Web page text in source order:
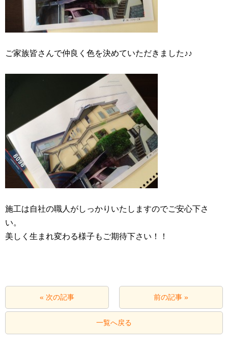
ご家族皆さんで仲良く色を決めていただきました♪♪
施工は自社の職人がしっかりいたしますのでご安心下さ
い。
美しく生まれ変わる様子もご期待下さい！！
« 次の記事 前の記事 »
一覧へ戻る